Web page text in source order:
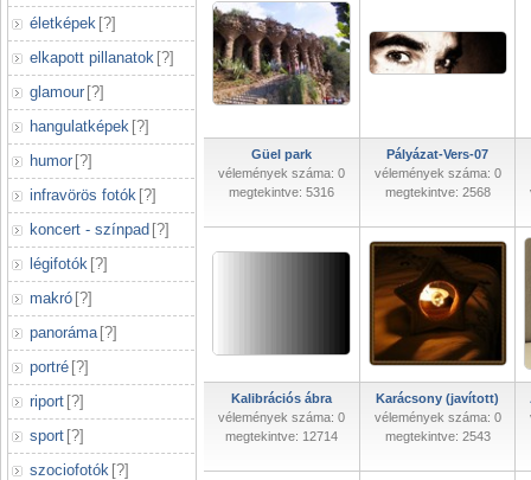
életképek [?]
elkapott pillanatok [?]
glamour [?]
hangulatképek [?]
humor [?]
infravörös fotók [?]
koncert - színpad [?]
légifotók [?]
makró [?]
panoráma [?]
portré [?]
riport [?]
sport [?]
szociofotók [?]
Güel park
vélemények száma: 0
megtekintve: 5316
Pályázat-Vers-07
vélemények száma: 0
megtekintve: 2568
Kalibrációs ábra
vélemények száma: 0
megtekintve: 12714
Karácsony (javított)
vélemények száma: 0
megtekintve: 2543